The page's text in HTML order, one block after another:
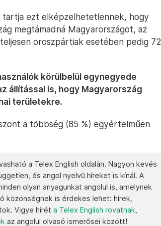
tartja ezt elképzelhetetlennek, hogy
megtámadná Magyarországot, az
oroszpártiak esetében pedig 72
körülbelül egynegyede
állítással is, hogy Magyarország
területekre.
a többség (85 %) egyértelműen
a Telex English oldalán. Nagyon kevés
és angol nyelvű híreket is kínál. A
olyan anyagunkat angolul is, amelynek
közönségnek is érdekes lehet: hírek,
Vigye hírét a Telex English rovatnak
az angolul olvasó ismerősei között!